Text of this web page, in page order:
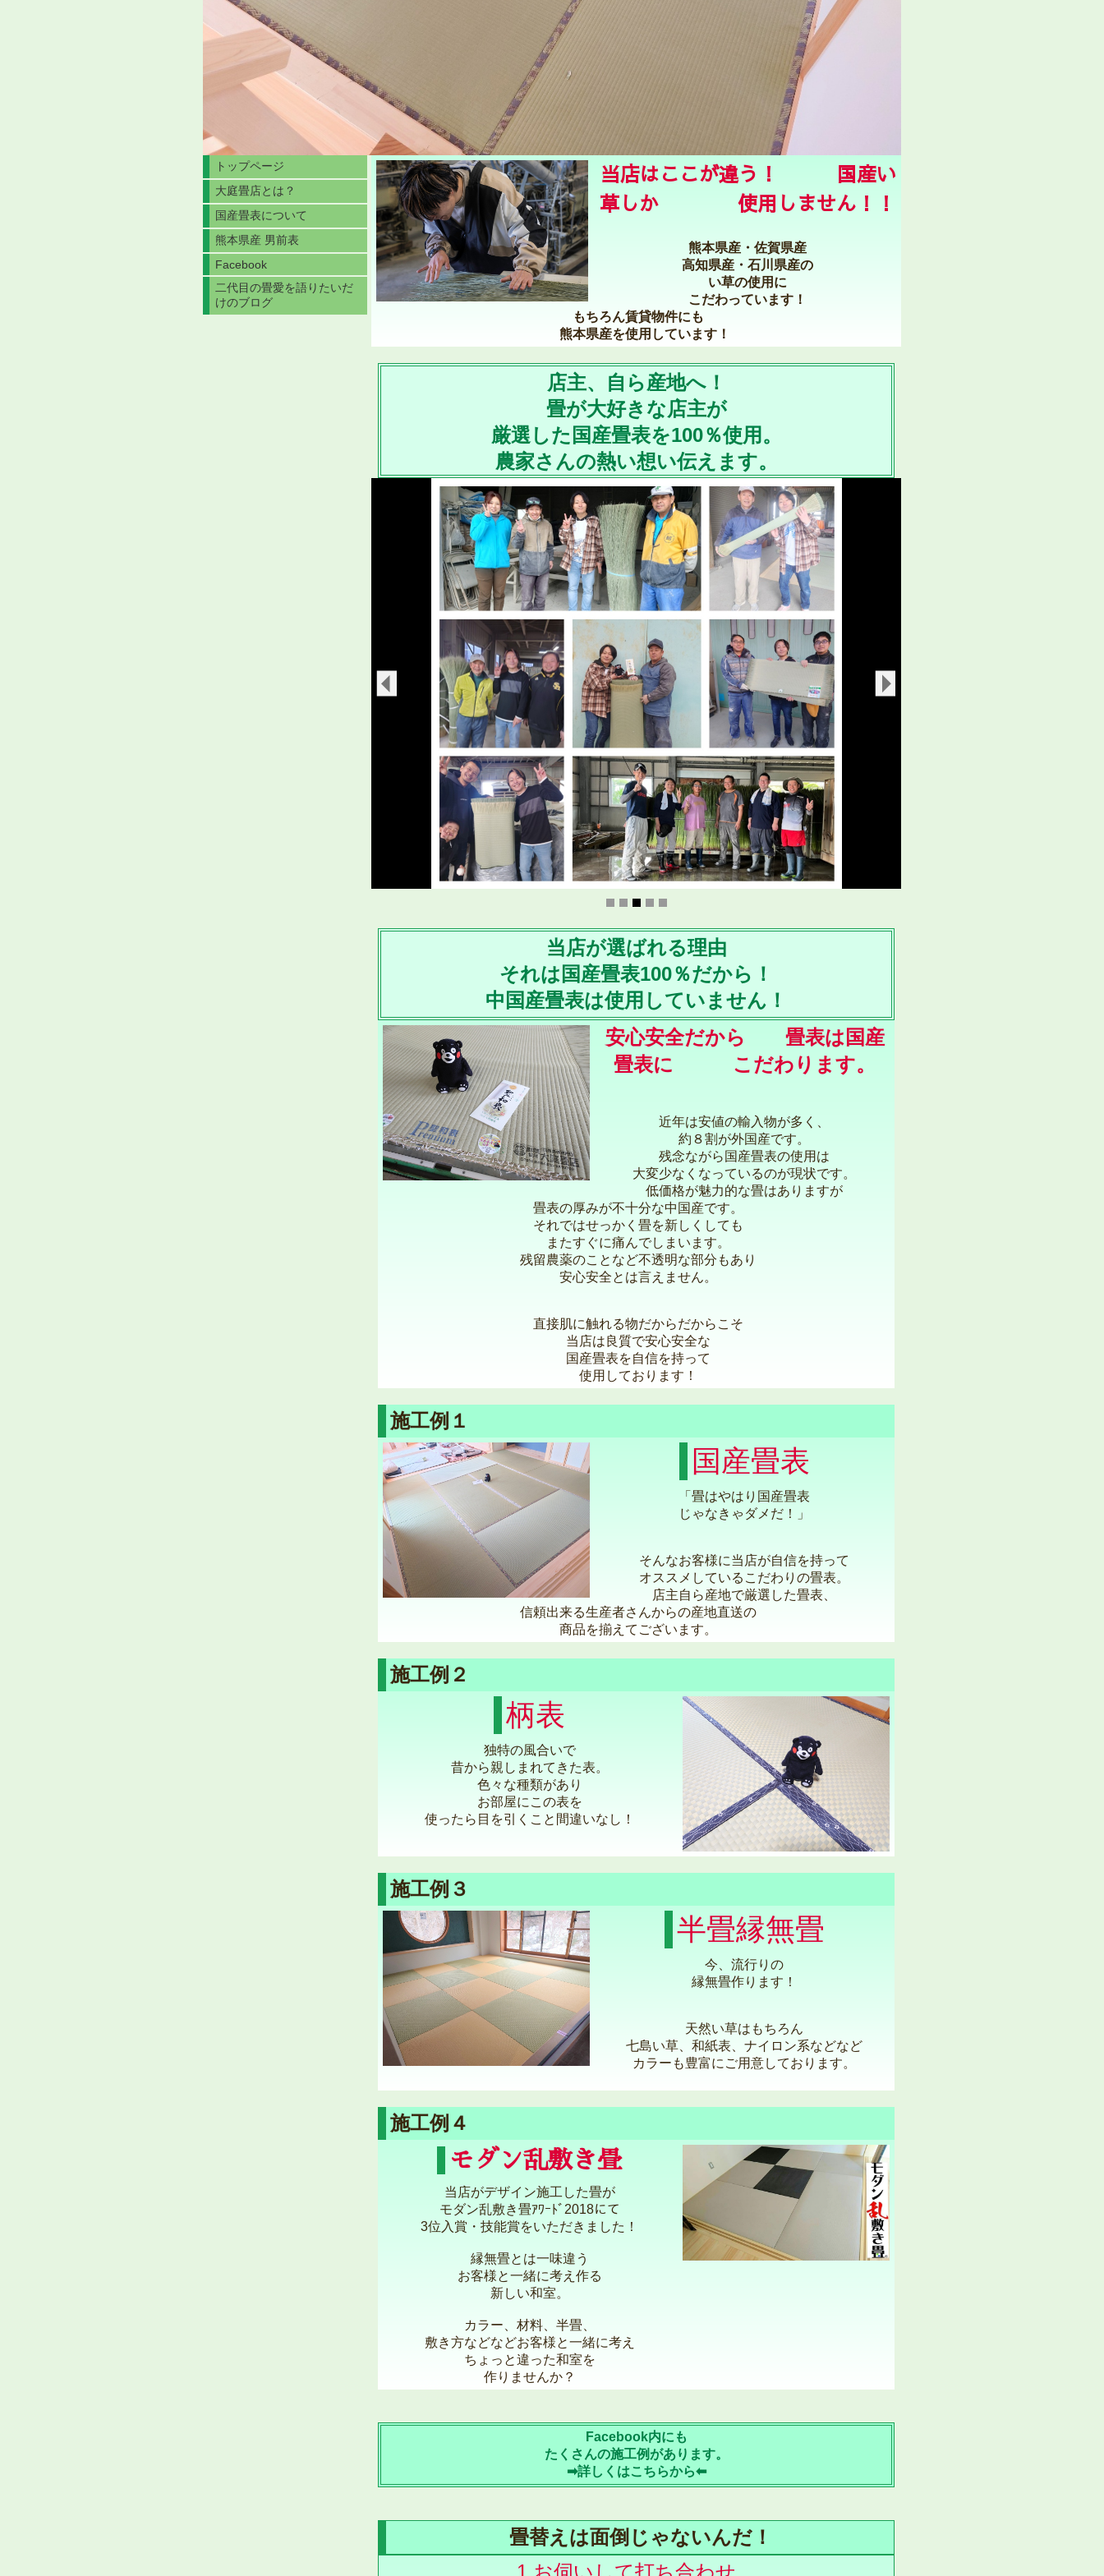
当店はここが違う！ 国産い
草しか 使用しません！！
熊本県産・佐賀県産
高知県産・石川県産の
い草の使用に
こだわっています！
もちろん賃貸物件にも
熊本県産を使用しています！
店主、自ら産地へ！
畳が大好きな店主が
厳選した国産畳表を100％使用。
農家さんの熱い想い伝えます。
当店が選ばれる理由
それは国産畳表100％だから！
中国産畳表は使用していません！
安心安全だから 畳表は国産
畳表に こだわります。
近年は安値の輸入物が多く、
約８割が外国産です。
残念ながら国産畳表の使用は
大変少なくなっているのが現状です。
低価格が魅力的な畳はありますが
畳表の厚みが不十分な中国産です。
それではせっかく畳を新しくしても
またすぐに痛んでしまいます。
残留農薬のことなど不透明な部分もあり
安心安全とは言えません。
直接肌に触れる物だからだからこそ
当店は良質で安心安全な
国産畳表を自信を持って
使用しております！
施工例１
国産畳表
「畳はやはり国産畳表
じゃなきゃダメだ！」
そんなお客様に当店が自信を持って
オススメしているこだわりの畳表。
店主自ら産地で厳選した畳表、
信頼出来る生産者さんからの産地直送の
商品を揃えてございます。
施工例２
柄表
独特の風合いで
昔から親しまれてきた表。
色々な種類があり
お部屋にこの表を
使ったら目を引くこと間違いなし！
施工例３
半畳縁無畳
今、流行りの
縁無畳作ります！
天然い草はもちろん
七島い草、和紙表、ナイロン系などなど
カラーも豊富にご用意しております。
施工例４
モダン乱敷き畳
当店がデザイン施工した畳が
モダン乱敷き畳ｱﾜｰﾄﾞ2018にて
3位入賞・技能賞をいただきました！
縁無畳とは一味違う
お客様と一緒に考え作る
新しい和室。
カラー、材料、半畳、
敷き方などなどお客様と一緒に考え
ちょっと違った和室を
作りませんか？
Facebook内にも
たくさんの施工例があります。
➡詳しくはこちらから⬅
畳替えは面倒じゃないんだ！
1.お伺いして打ち合わせ。
トップページ
大庭畳店とは？
国産畳表について
熊本県産 男前表
Facebook
二代目の畳愛を語りたいだ
けのブログ